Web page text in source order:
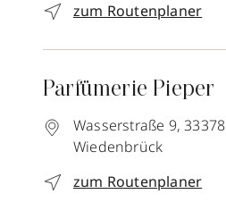
zum Routenplaner
Parfümerie Pieper
Wasserstraße 9, 33378
Wiedenbrück
zum Routenplaner